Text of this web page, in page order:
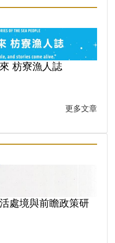
枋寮漁人誌
更多文章
處境與前瞻政策研